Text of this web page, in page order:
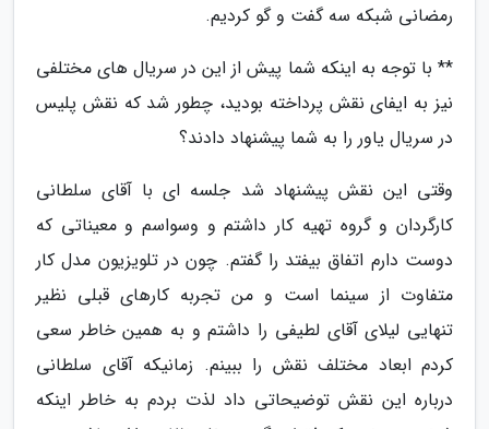
رمضانی شبکه سه گفت و گو کردیم.
** با توجه به اینکه شما پیش از این در سریال های مختلفی
نیز به ایفای نقش پرداخته بودید، چطور شد که نقش پلیس
در سریال یاور را به شما پیشنهاد دادند؟
وقتی این نقش پیشنهاد شد جلسه ای با آقای سلطانی
کارگردان و گروه تهیه کار داشتم و وسواسم و معیناتی که
دوست دارم اتفاق بیفتد را گفتم. چون در تلویزیون مدل کار
متفاوت از سینما است و من تجربه کارهای قبلی نظیر
تنهایی لیلای آقای لطیفی را داشتم و به همین خاطر سعی
کردم ابعاد مختلف نقش را ببینم. زمانیکه آقای سلطانی
درباره این نقش توضیحاتی داد لذت بردم به خاطر اینکه